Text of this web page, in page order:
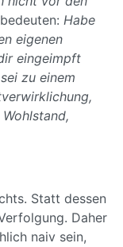
Habe
eigenen
eingeimpft
zu einem
Statt dessen
Daher
naiv sein,